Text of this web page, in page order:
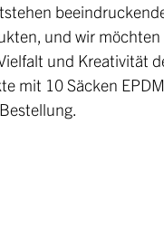
und wir möchten
und Kreativität
mit 10 Säcken